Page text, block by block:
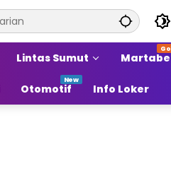
Lintas Sumut Martabe
Otomotif Info Loker